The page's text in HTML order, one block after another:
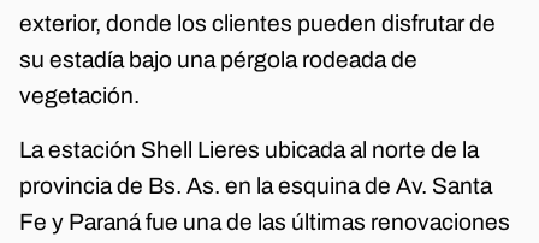
exterior, donde los clientes pueden disfrutar de
su estadía bajo una pérgola rodeada de
vegetación.
La estación Shell Lieres ubicada al norte de la
provincia de Bs. As. en la esquina de Av. Santa
Fe y Paraná fue una de las últimas renovaciones